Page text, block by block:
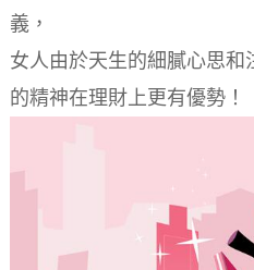
義，
女人由於天生的細膩心思和
的精神在理財上更有優勢！